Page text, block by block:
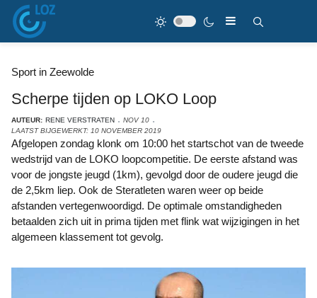
Sport in Zeewolde
Scherpe tijden op LOKO Loop
AUTEUR: RENE VERSTRATEN
NOV 10
LAATST BIJGEWERKT: 10 NOVEMBER 2019
Afgelopen zondag klonk om 10:00 het startschot van de tweede
wedstrijd van de LOKO loopcompetitie. De eerste afstand was
voor de jongste jeugd (1km), gevolgd door de oudere jeugd die
de 2,5km liep. Ook de Steratleten waren weer op beide
afstanden vertegenwoordigd. De optimale omstandigheden
betaalden zich uit in prima tijden met flink wat wijzigingen in het
algemeen klassement tot gevolg.